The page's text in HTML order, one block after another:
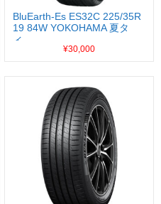
BluEarth-Es ES32C 225/35R
19 84W YOKOHAMA 夏タ
イ...
¥30,000